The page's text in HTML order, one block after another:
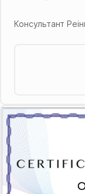
Консультант